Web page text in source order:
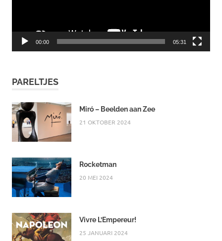
00:00 05:31
PARELTJES
Miró – Beelden aan Zee
21 OKTOBER 2024
Rocketman
20 MEI 2024
Vivre L’Empereur!
25 JANUARI 2024